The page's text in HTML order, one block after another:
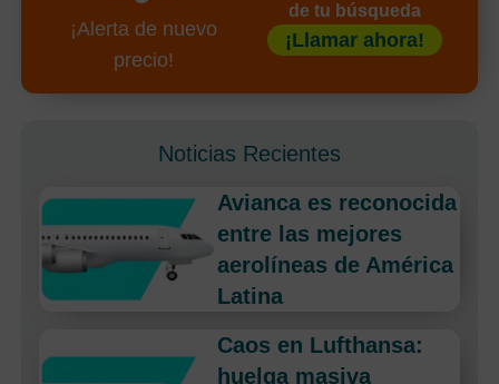
¡Alerta de nuevo
precio!
de tu búsqueda
¡Llamar ahora!
Noticias Recientes
Avianca es reconocida
entre las mejores
aerolíneas de América
Latina
Caos en Lufthansa:
huelga masiva